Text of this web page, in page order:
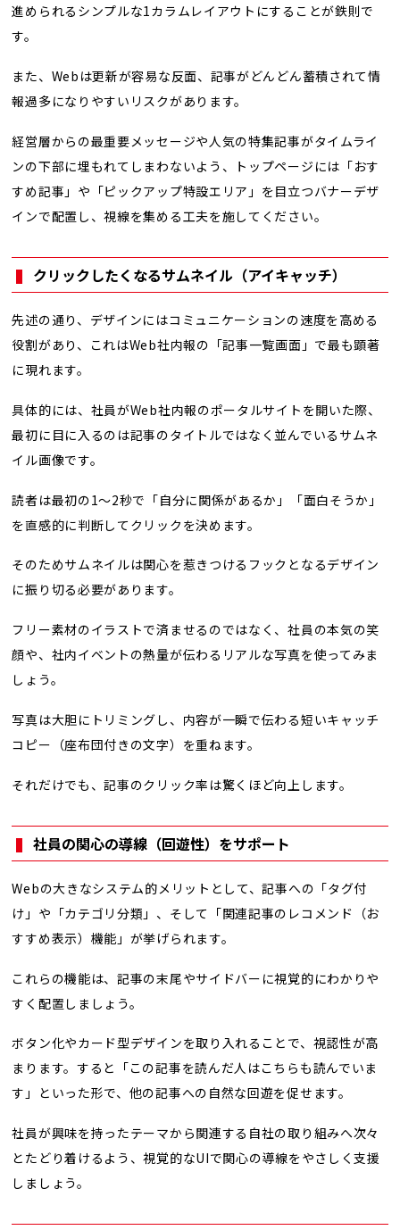
進められるシンプルな1カラムレイアウトにすることが鉄則で
す。
また、Webは更新が容易な反面、記事がどんどん蓄積されて情
報過多になりやすいリスクがあります。
経営層からの最重要メッセージや人気の特集記事がタイムライ
ンの下部に埋もれてしまわないよう、トップページには「おす
すめ記事」や「ピックアップ特設エリア」を目立つバナーデザ
インで配置し、視線を集める工夫を施してください。
クリックしたくなるサムネイル（アイキャッチ）
先述の通り、デザインにはコミュニケーションの速度を高める
役割があり、これはWeb社内報の「記事一覧画面」で最も顕著
に現れます。
具体的には、社員がWeb社内報のポータルサイトを開いた際、
最初に目に入るのは記事のタイトルではなく並んでいるサムネ
イル画像です。
読者は最初の1〜2秒で「自分に関係があるか」「面白そうか」
を直感的に判断してクリックを決めます。
そのためサムネイルは関心を惹きつけるフックとなるデザイン
に振り切る必要があります。
フリー素材のイラストで済ませるのではなく、社員の本気の笑
顔や、社内イベントの熱量が伝わるリアルな写真を使ってみま
しょう。
写真は大胆にトリミングし、内容が一瞬で伝わる短いキャッチ
コピー（座布団付きの文字）を重ねます。
それだけでも、記事のクリック率は驚くほど向上します。
社員の関心の導線（回遊性）をサポート
Webの大きなシステム的メリットとして、記事への「タグ付
け」や「カテゴリ分類」、そして「関連記事のレコメンド（お
すすめ表示）機能」が挙げられます。
これらの機能は、記事の末尾やサイドバーに視覚的にわかりや
すく配置しましょう。
ボタン化やカード型デザインを取り入れることで、視認性が高
まります。すると「この記事を読んだ人はこちらも読んでいま
す」といった形で、他の記事への自然な回遊を促せます。
社員が興味を持ったテーマから関連する自社の取り組みへ次々
とたどり着けるよう、視覚的なUIで関心の導線をやさしく支援
しましょう。